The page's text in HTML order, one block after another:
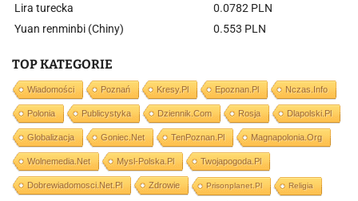
Lira turecka
0.0782 PLN
Yuan renminbi (Chiny)
0.553 PLN
TOP KATEGORIE
Wiadomości Poznań Kresy.pl Epoznan.pl Nczas.info
Polonia Publicystyka Dziennik.com Rosja Dlapolski.pl
Globalizacja Goniec.net TenPoznan.pl Magnapolonia.org
Wolnemedia.net Mysl-Polska.pl Twojapogoda.pl
Dobrewiadomosci.net.pl Zdrowie Prisonplanet.pl Religia